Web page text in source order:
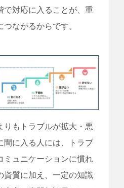
で対応に入ることが、重
ながるからです。
もトラブルが拡大・悪
間に入る人には、トラブ
ミュニケーションに慣れ
資質に加え、一定の知識